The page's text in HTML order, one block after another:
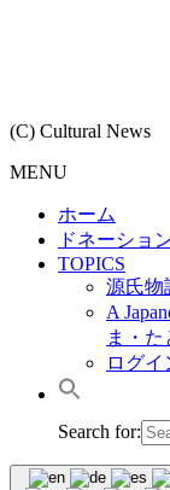
(C) Cultural News
MENU
ホーム
ドネーショ
TOPICS
源氏物
A
ま・た
ログイ
Search for: